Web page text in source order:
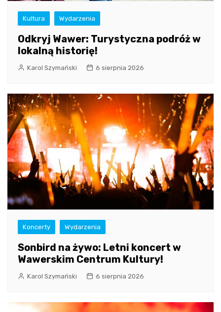
Kultura Wydarzenia
Odkryj Wawer: Turystyczna podróż w
lokalną historię!
Karol Szymański 6 sierpnia 2026
Koncerty Wydarzenia
Sonbird na żywo: Letni koncert w
Wawerskim Centrum Kultury!
Karol Szymański 6 sierpnia 2026